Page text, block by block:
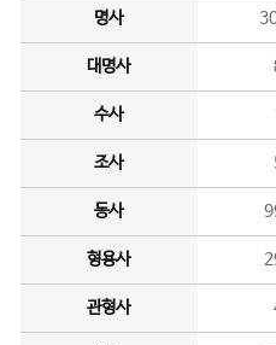
명사
대명사
수사
조사
동사
형용사
관형사